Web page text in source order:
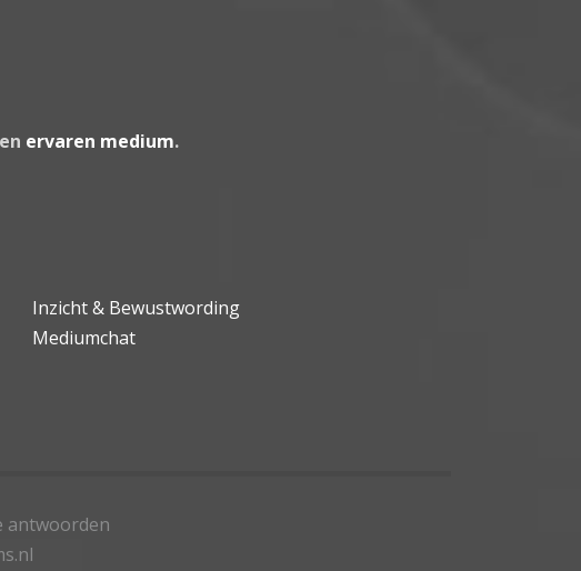
ervaren medium.
Inzicht & Bewustwording
Mediumchat
antwoorden